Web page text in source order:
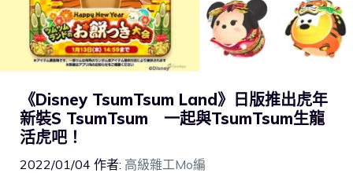
《Disney TsumTsum Land》日版推出虎年
新裝S TsumTsum 一起與TsumTsum生龍
活虎吧！
2022/01/04 作者: 高級雜工Mo編